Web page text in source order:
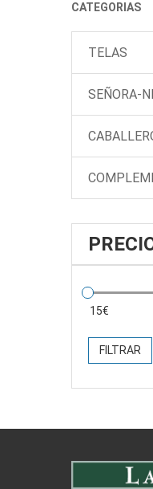
CATEGORIAS
TELAS
SEÑORA-
FILTRAR